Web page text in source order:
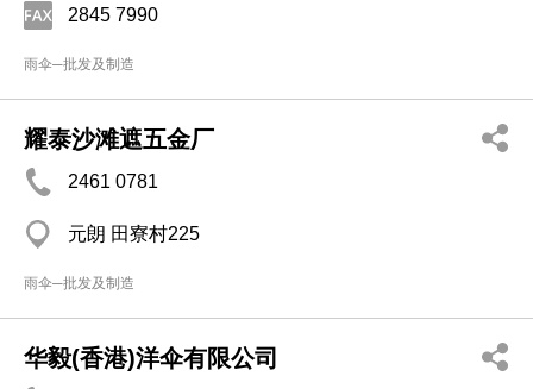
2845 7990
雨伞─批发及制造
耀泰沙滩遮五金厂
2461 0781
元朗 田寮村225
雨伞─批发及制造
华毅(香港)洋伞有限公司